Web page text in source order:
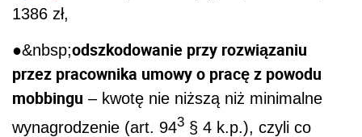
1386 zł,
●&nbsp;odszkodowanie przy rozwiązaniu
przez pracownika umowy o pracę z powodu
mobbingu – kwotę nie niższą niż minimalne
wynagrodzenie (art. 943 § 4 k.p.), czyli co